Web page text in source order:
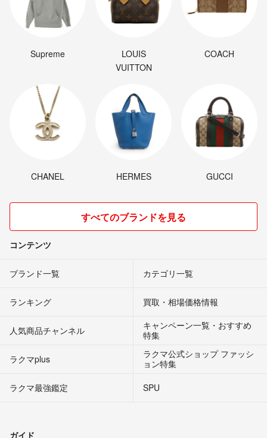
Supreme
LOUIS
VUITTON
COACH
CHANEL HERMES GUCCI
すべてのブランドを見る
コンテンツ
ブランド一覧 カテゴリ一覧
ランキング 買取・相場価格情報
人気商品チャンネル
キャンペーン一覧・おすすめ
特集
ラクマplus
ラクマ公式ショップ ファッシ
ョン特集
ラクマ最強鑑定
SPU
ガイド